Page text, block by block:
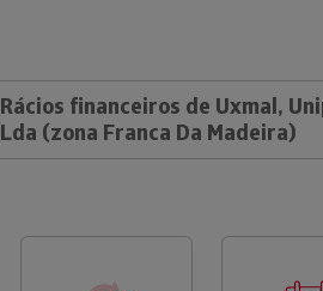
Rácios financeiros de Uxmal,
Lda (zona Franca Da Madeira)